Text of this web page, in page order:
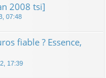
2008 tsi]
07:48
fiable ? Essence,
17:39